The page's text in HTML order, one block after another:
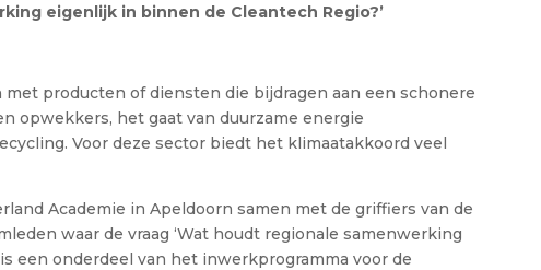
eigenlijk in binnen de Cleantech Regio?’
producten of diensten die bijdragen aan een schonere
opwekkers, het gaat van duurzame energie
Voor deze sector biedt het klimaatakkoord veel
Academie in Apeldoorn samen met de griffiers van de
waar de vraag ‘Wat houdt regionale samenwerking
een onderdeel van het inwerkprogramma voor de